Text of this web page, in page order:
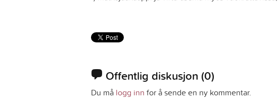
Offentlig diskusjon (0)
Du må logg inn for å sende en ny kommentar.